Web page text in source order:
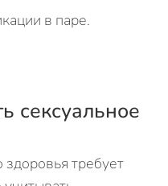
в паре.
сексуальное
требует